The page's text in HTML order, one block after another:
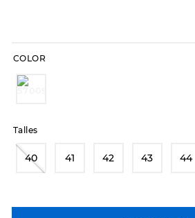
COLOR
Talles
40 41 42 43 44